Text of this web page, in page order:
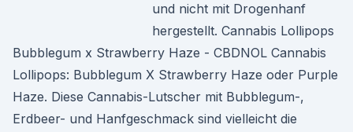
und nicht mit Drogenhanf
hergestellt. Cannabis Lollipops
Bubblegum x Strawberry Haze - CBDNOL Cannabis
Lollipops: Bubblegum X Strawberry Haze oder Purple
Haze. Diese Cannabis-Lutscher mit Bubblegum-,
Erdbeer- und Hanfgeschmack sind vielleicht die